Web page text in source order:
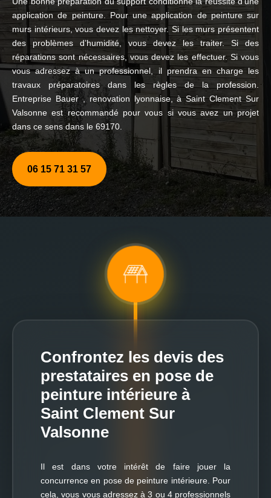
application de peinture. Pour une application de peinture sur
murs intérieurs, vous devez les nettoyer. Si les murs présentent
des problèmes d’humidité, vous devez les traiter. Si des
réparations sont nécessaires, vous devez les effectuer. Si vous
vous adressez à un professionnel, il prendra en charge les
travaux préparatoires dans les règles de la profession.
Entreprise Bauer , renovation lyonnaise, à Saint Clement Sur
Valsonne est recommandé pour vous si vous avez un projet
dans ce sens dans le 69170.
06 15 71 31 57
Confrontez les devis des
prestataires en pose de
peinture intérieure à
Saint Clement Sur
Valsonne
Il est dans votre intérêt de faire jouer la
concurrence en pose de peinture intérieure. Pour
cela, vous vous adressez à 3 ou 4 professionnels